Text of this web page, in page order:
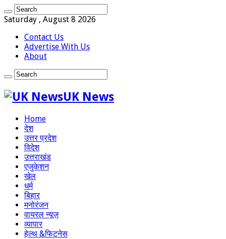
Saturday , August 8 2026
Contact Us
Advertise With Us
About
UK News
Home
देश
उत्तर प्रदेश
विदेश
उत्तराखंड
एजुकेशन
खेल
धर्म
बिहार
मनोरंजन
वायरल न्यूज़
व्यापार
हेल्थ &फिटनेस